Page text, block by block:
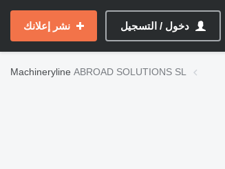
دخول / التسجيل نشر إعلانك
Machineryline ABROAD SOLUTIONS SL